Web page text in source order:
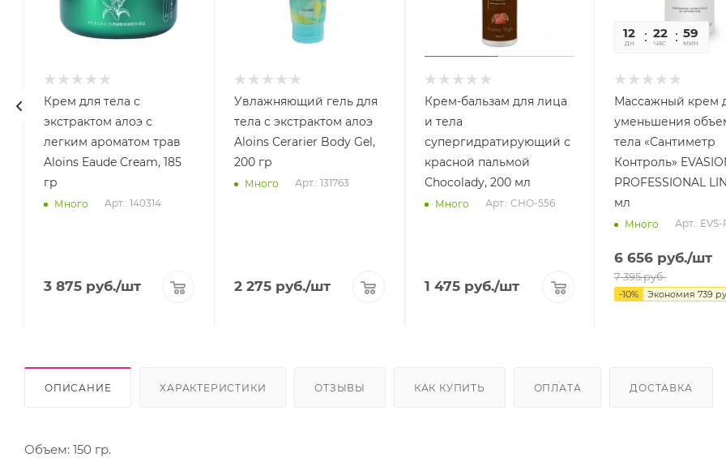
Крем для тела с
экстрактом алоэ с
легким ароматом трав
Aloins Eaude Cream, 185
гр
Много Арт.: 140314
3 875 руб./шт
Увлажняющий гель для
тела с экстрактом алоэ
Aloins Cerarier Body Gel,
200 гр
Много Арт.: 131763
2 275руб./шт
Крем-бальзам для лица
и тела
супергидратирующий с
красной пальмой
Chocolady, 200 мл
Много Арт.: CHO-556
1 475руб./шт
12
дн
22
час
59
мин
00
Массажный крем
уменьшения
тела «Сантиметр
Контроль»
PROFESSIONAL
мл
Много Арт.: EVS-
6 656 руб./шт
7 395руб.
-10% Экономия 739
ОПИСАНИЕ ХАРАКТЕРИСТИКИ ОТЗЫВЫ КАК КУПИТЬ ОПЛАТА ДОСТАВКА
Объем: 150 гр.